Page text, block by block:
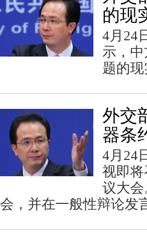
的现
4月24
示，
题的现
外交
器条
4月24
视即
议大
会，并在一般性辩论发